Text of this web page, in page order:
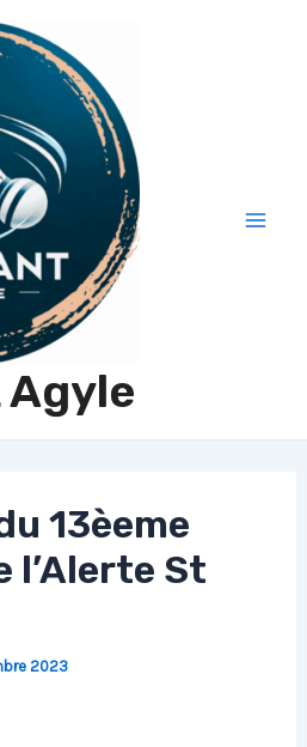
Agyle
13èeme
l’Alerte St
2023